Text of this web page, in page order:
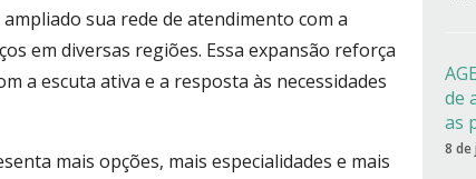
sua rede de atendimento com a
em diversas regiões. Essa expansão reforça
a escuta ativa e a resposta às necessidades
mais opções, mais especialidades e mais
de
as
8 de